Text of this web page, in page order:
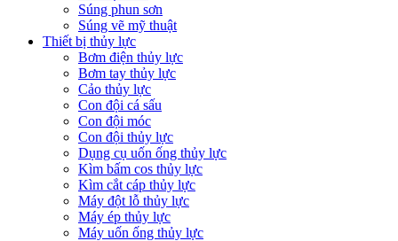
Súng phun sơn
Súng vẽ mỹ thuật
Thiết bị thủy lực
Bơm điện thủy lực
Bơm tay thủy lực
Cảo thủy lực
Con đội cá sấu
Con đội móc
Con đội thủy lực
Dụng cụ uốn ống thủy lực
Kìm bấm cos thủy lực
Kìm cắt cáp thủy lực
Máy đột lỗ thủy lực
Máy ép thủy lực
Máy uốn ống thủy lực